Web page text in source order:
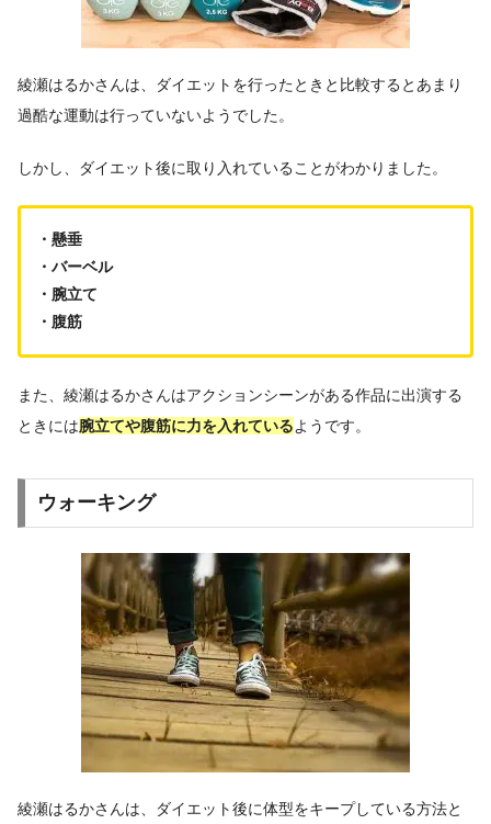
綾瀬はるかさんは、ダイエットを行ったときと比較するとあまり
過酷な運動は行っていないようでした。
しかし、ダイエット後に取り入れていることがわかりました。
・懸垂
・バーベル
・腕立て
・腹筋
また、綾瀬はるかさんはアクションシーンがある作品に出演する
ときには腕立てや腹筋に力を入れているようです。
ウォーキング
綾瀬はるかさんは、ダイエット後に体型をキープしている方法と